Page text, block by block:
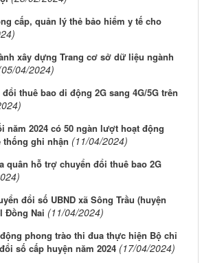
cấp, quản lý thẻ bảo hiểm y tế cho
xây dựng Trang cơ sở dữ liệu ngành
04/2024)
thuê bao di động 2G sang 4G/5G trên
năm 2024 có 50 ngàn lượt hoạt động
ghi nhận (11/04/2024)
quân hỗ trợ chuyển đổi thuê bao 2G
đổi số UBND xã Sông Trầu (huyện
Đồng Nai (11/04/2024)
phong trào thi đua thực hiện Bộ chỉ
số cấp huyện năm 2024 (17/04/2024)